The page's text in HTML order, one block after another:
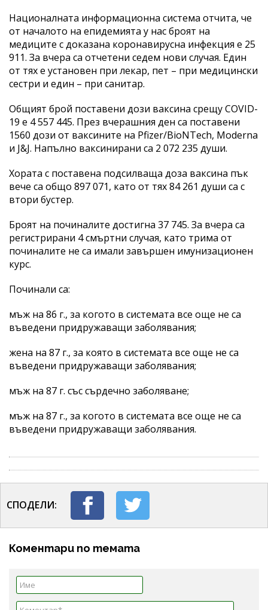
Националната информационна система отчита, че
от началото на епидемията у нас броят на
медиците с доказана коронавирусна инфекция е 25
911. За вчера са отчетени седем нови случая. Един
от тях е установен при лекар, пет – при медицински
сестри и един – при санитар.
Общият брой поставени дози ваксина срещу COVID-
19 е 4 557 445. През вчерашния ден са поставени
1560 дози от ваксините на Pfizer/BioNTech, Moderna
и J&J. Напълно ваксинирани са 2 072 235 души.
Хората с поставена подсилваща доза ваксина пък
вече са общо 897 071, като от тях 84 261 души са с
втори бустер.
Броят на починалите достигна 37 745. За вчера са
регистрирани 4 смъртни случая, като трима от
починалите не са имали завършен имунизационен
курс.
Починали са:
мъж на 86 г., за когото в системата все още не са
въведени придружаващи заболявания;
жена на 87 г., за която в системата все още не са
въведени придружаващи заболявания;
мъж на 87 г. със сърдечно заболяване;
мъж на 87 г., за когото в системата все още не са
въведени придружаващи заболявания.
СПОДЕЛИ:
Коментари по темата